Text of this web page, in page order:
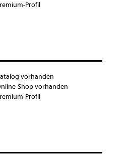
Profil
vorhanden
Shop vorhanden
Profil